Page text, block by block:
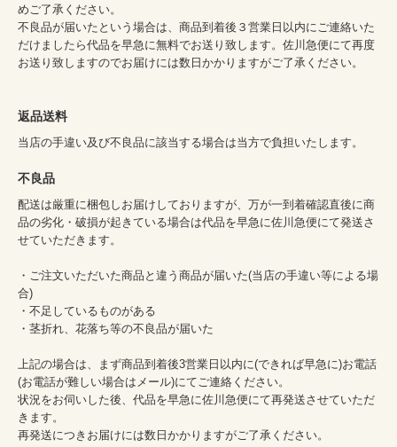
めご了承ください。
不良品が届いたという場合は、商品到着後３営業日以内にご連絡いた
だけましたら代品を早急に無料でお送り致します。佐川急便にて再度
お送り致しますのでお届けには数日かかりますがご了承ください。
返品送料
当店の手違い及び不良品に該当する場合は当方で負担いたします。
不良品
配送は厳重に梱包しお届けしておりますが、万が一到着確認直後に商
品の劣化・破損が起きている場合は代品を早急に佐川急便にて発送さ
せていただきます。
・ご注文いただいた商品と違う商品が届いた(当店の手違い等による場
合)
・不足しているものがある
・茎折れ、花落ち等の不良品が届いた
上記の場合は、まず商品到着後3営業日以内に(できれば早急に)お電話
(お電話が難しい場合はメール)にてご連絡ください。
状況をお伺いした後、代品を早急に佐川急便にて再発送させていただ
きます。
再発送につきお届けには数日かかりますがご了承ください。